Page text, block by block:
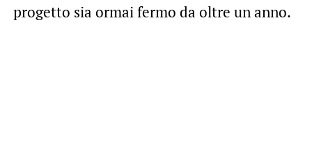
progetto sia ormai fermo da oltre un anno.